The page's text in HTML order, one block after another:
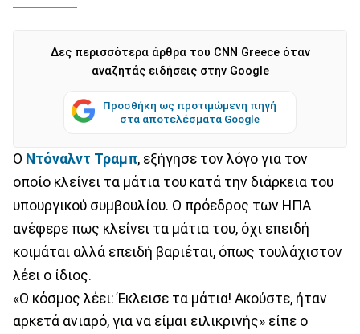
Δες περισσότερα άρθρα του CNN Greece όταν
αναζητάς ειδήσεις στην Google
Προσθήκη ως προτιμώμενη πηγή
στα αποτελέσματα Google
Ο Ντόναλντ Τραμπ, εξήγησε τον λόγο για τον
οποίο κλείνει τα μάτια του κατά την διάρκεια του
υπουργικού συμβουλίου. Ο πρόεδρος των ΗΠΑ
ανέφερε πως κλείνει τα μάτια του, όχι επειδή
κοιμάται αλλά επειδή βαριέται, όπως τουλάχιστον
λέει ο ίδιος.
«Ο κόσμος λέει: Έκλεισε τα μάτια! Ακούστε, ήταν
αρκετά ανιαρό, για να είμαι ειλικρινής» είπε ο